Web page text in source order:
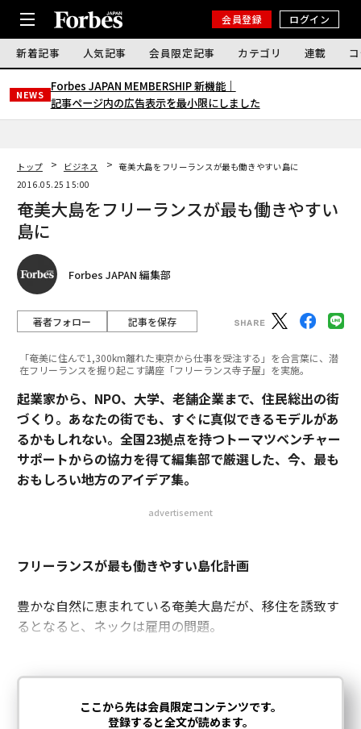
会員登録 ログイン
新着記事 人気記事 会員限定記事 カテゴリ 連載
NEWS
Forbes JAPAN MEMBERSHIP 新機能｜
記事ページ内の広告表示を最小限にしました
トップ ビジネス
奄美大島をフリーランスが最も働きやすい島に
2016.05.25 15:00
奄美大島をフリーランスが最も働きやすい
島に
Forbes JAPAN 編集部
著者フォロー 記事を保存
「奄美に住んで1,300km離れた東京から仕事を受注する」を合言葉に、潜
在フリーランスを掘り起こす講座「フリーランス寺子屋」を実施。
起業家から、NPO、大学、老舗企業まで、住民総出の街
づくり。あなたの街でも、すぐに真似できるモデルがあ
るかもしれない。全国23拠点を持つトーマツベンチャー
サポートからの協力を得て編集部で厳選した、今、最も
おもしろい地方のアイデア集。
advertisement
フリーランスが最も働きやすい島化計画
豊かな自然に恵まれている奄美大島だが、移住を誘致す
るとなると、ネックは雇用の問題。